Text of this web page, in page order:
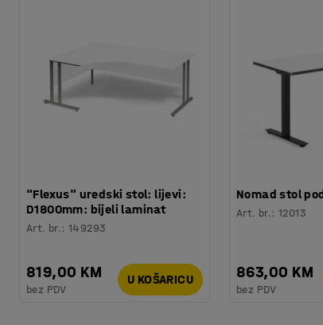
"Flexus" uredski stol: lijevi:
D1800mm: bijeli laminat
Art. br.:149293
819,00 KM
bez PDV
U KOŠARICU
Nomad stol
Art. br.:12013
863,00 KM
bez PDV